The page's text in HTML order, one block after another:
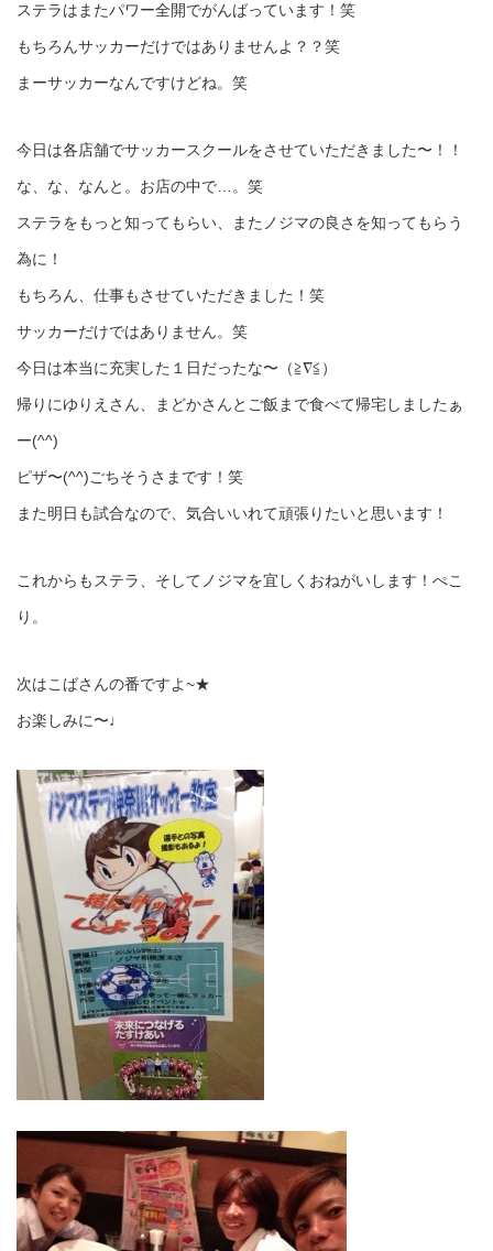
ステラはまたパワー全開でがんばっています！笑
もちろんサッカーだけではありませんよ？？笑
まーサッカーなんですけどね。笑
今日は各店舗でサッカースクールをさせていただきました〜！！
な、な、なんと。お店の中で…。笑
ステラをもっと知ってもらい、またノジマの良さを知ってもらう
為に！
もちろん、仕事もさせていただきました！笑
サッカーだけではありません。笑
今日は本当に充実した１日だったな〜（≧∇≦）
帰りにゆりえさん、まどかさんとご飯まで食べて帰宅しましたぁ
ー(^^)
ピザ〜(^^)ごちそうさまです！笑
また明日も試合なので、気合いいれて頑張りたいと思います！
これからもステラ、そしてノジマを宜しくおねがいします！ぺこ
り。
次はこばさんの番ですよ~★
お楽しみに〜♩